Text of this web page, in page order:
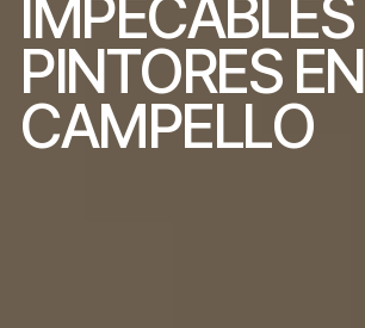
IMPECABLES
PINTORES EN
CAMPELLO